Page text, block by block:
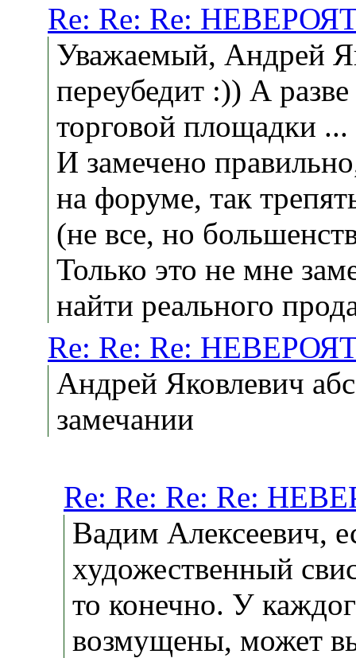
Re: Re: Re:
Уважаемый, Андрей
переубедит :)) А разве
торговой площадки ...
И замечено
на форуме, так
(не все, но
Только это не мне
найти реального
Re: Re: Re:
Андрей Яковлевич
замечании
Re: Re: Re: Re:
Вадим Алексеевич,
художественный
то конечно. У
возмущены, может